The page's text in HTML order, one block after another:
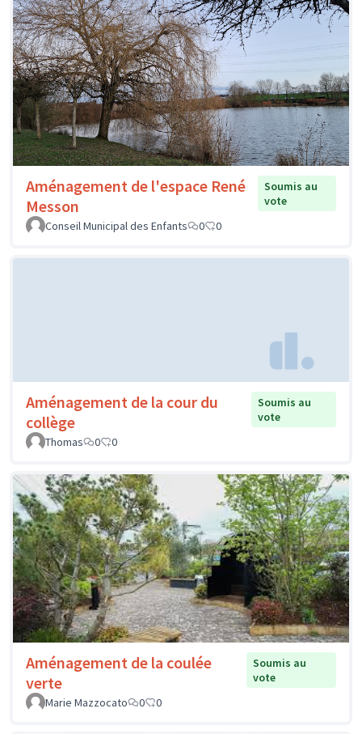
Aménagement de l'espace René
Messon
Soumis au
vote
Conseil Municipal des Enfants
0 0
Aménagement de la cour du
collège
Soumis au
vote
Thomas
0 0
Aménagement de la coulée
verte
Soumis au
vote
Marie Mazzocato
0 0